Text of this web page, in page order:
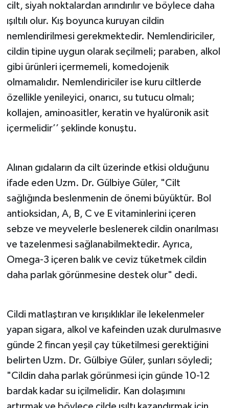
cilt, siyah noktalardan arındırılır ve böylece daha
ışıltılı olur. Kış boyunca kuruyan cildin
nemlendirilmesi gerekmektedir. Nemlendiriciler,
cildin tipine uygun olarak seçilmeli; paraben, alkol
gibi ürünleri içermemeli, komedojenik
olmamalıdır. Nemlendiriciler ise kuru ciltlerde
özellikle yenileyici, onarıcı, su tutucu olmalı;
kollajen, aminoasitler, keratin ve hyalüronik asit
içermelidir’’ şeklinde konuştu.
Alınan gıdaların da cilt üzerinde etkisi olduğunu
ifade eden Uzm. Dr. Gülbiye Güler, "Cilt
sağlığında beslenmenin de önemi büyüktür. Bol
antioksidan, A, B, C ve E vitaminlerini içeren
sebze ve meyvelerle beslenerek cildin onarılması
ve tazelenmesi sağlanabilmektedir. Ayrıca,
Omega-3 içeren balık ve ceviz tüketmek cildin
daha parlak görünmesine destek olur" dedi.
Cildi matlaştıran ve kırışıklıklar ile lekelenmeler
yapan sigara, alkol ve kafeinden uzak durulmasıve
günde 2 fincan yeşil çay tüketilmesi gerektiğini
belirten Uzm. Dr. Gülbiye Güler, şunları söyledi;
"Cildin daha parlak görünmesi için günde 10-12
bardak kadar su içilmelidir. Kan dolaşımını